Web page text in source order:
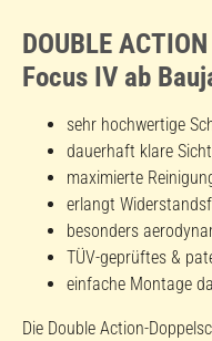
DOUBLE
Focus IV ab
sehr hochwertige
dauerhaft klare
maximierte
erlangt
besonders
TÜV-geprüftes &
einfache Montage
Die Double Action-